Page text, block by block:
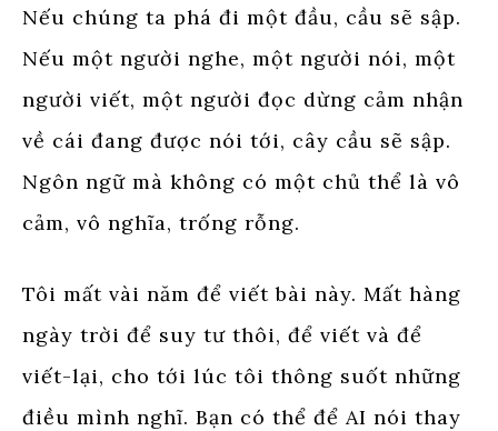
Nếu chúng ta phá đi một đầu, cầu sẽ sập.
Nếu một người nghe, một người nói, một
người viết, một người đọc dừng cảm nhận
về cái đang được nói tới, cây cầu sẽ sập.
Ngôn ngữ mà không có một chủ thể là vô
cảm, vô nghĩa, trống rỗng.
Tôi mất vài năm để viết bài này. Mất hàng
ngày trời để suy tư thôi, để viết và để
viết-lại, cho tới lúc tôi thông suốt những
điều mình nghĩ. Bạn có thể để AI nói thay